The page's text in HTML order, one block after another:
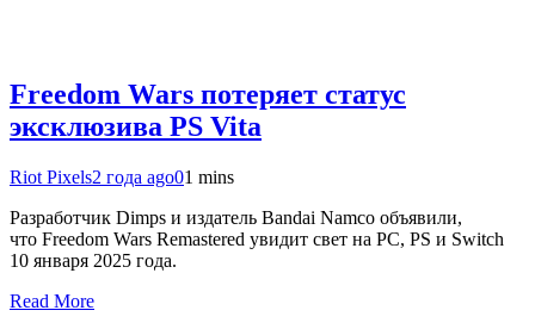
Freedom Wars потеряет статус
эксклюзива PS Vita
Riot Pixels2 года ago01 mins
Разработчик Dimps и издатель Bandai Namco объявили,
что Freedom Wars Remastered увидит свет на PC, PS и Switch
10 января 2025 года.
Read More